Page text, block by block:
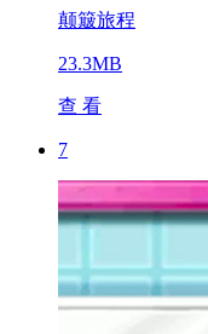
颠簸旅程
23.3MB
查 看
7